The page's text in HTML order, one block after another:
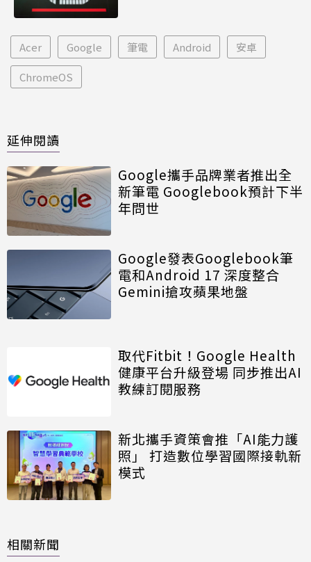
Acer Google 筆電 Android 安卓
ChromeOS
延伸閱讀
Google攜手品牌業者推出全
新筆電 Googlebook預計下半
年問世
Google發表Googlebook筆
電和Android 17 深度整合
Gemini搶攻蘋果地盤
取代Fitbit！Google Health
健康平台升級登場 同步推出AI
教練訂閱服務
新北攜手資策會推「AI能力護
照」 打造數位學習國際接軌新
模式
相關新聞